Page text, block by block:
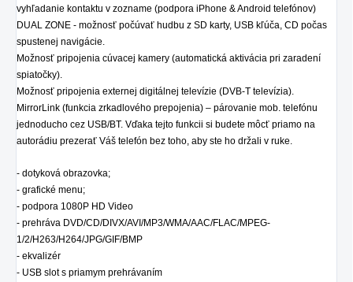
vyhľadanie kontaktu v zozname (podpora iPhone & Android telefónov)
DUAL ZONE - možnosť počúvať hudbu z SD karty, USB kľúča, CD počas
spustenej navigácie.
Možnosť pripojenia cúvacej kamery (automatická aktivácia pri zaradení
spiatočky).
Možnosť pripojenia externej digitálnej televízie (DVB-T televízia).
MirrorLink (funkcia zrkadlového prepojenia) – párovanie mob. telefónu
jednoducho cez USB/BT. Vďaka tejto funkcii si budete môcť priamo na
autorádiu prezerať Váš telefón bez toho, aby ste ho držali v ruke.
- dotyková obrazovka;
- grafické menu;
- podpora 1080P HD Video
- prehráva DVD/CD/DIVX/AVI/MP3/WMA/AAC/FLAC/MPEG-
1/2/H263/H264/JPG/GIF/BMP
- ekvalizér
- USB slot s priamym prehrávaním